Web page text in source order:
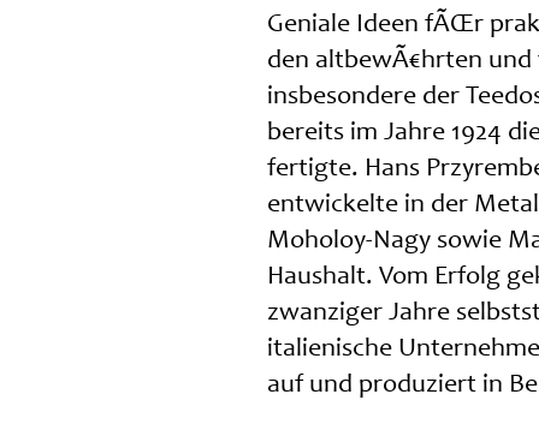
Geniale Ideen fÃŒr
den altbewÃ€hrten
insbesondere der
bereits im Jahre 1924
fertigte. Hans
entwickelte in der
Moholoy-Nagy sowie
Haushalt. Vom Erfolg
zwanziger Jahre
italienische
auf und produziert in